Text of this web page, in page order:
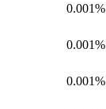
0.001%
0.001%
0.001%